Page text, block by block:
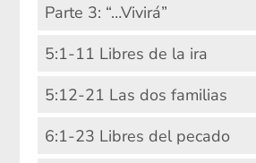
Parte 3: “…Vivirá”
5:1-11 Libres de la ira
5:12-21 Las dos familias
6:1-23 Libres del pecado